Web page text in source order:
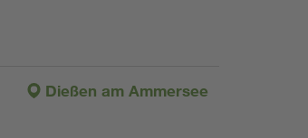
Dießen am Ammersee